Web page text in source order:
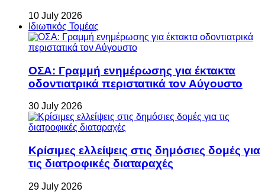
10 July 2026
Ιδιωτικός Τομέας
ΟΣΑ: Γραμμή ενημέρωσης για έκτακτα
οδοντιατρικά περιστατικά τον Αύγουστο
30 July 2026
Κρίσιμες ελλείψεις στις δημόσιες δομές για
τις διατροφικές διαταραχές
29 July 2026